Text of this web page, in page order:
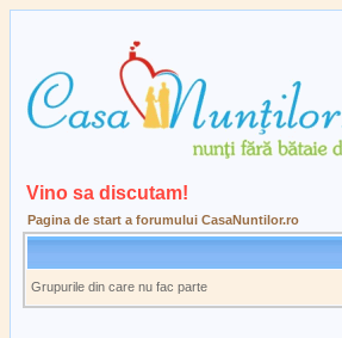
Vino sa discutam!
Pagina de start a forumului CasaNuntilor.ro
Grupurile din care nu fac parte